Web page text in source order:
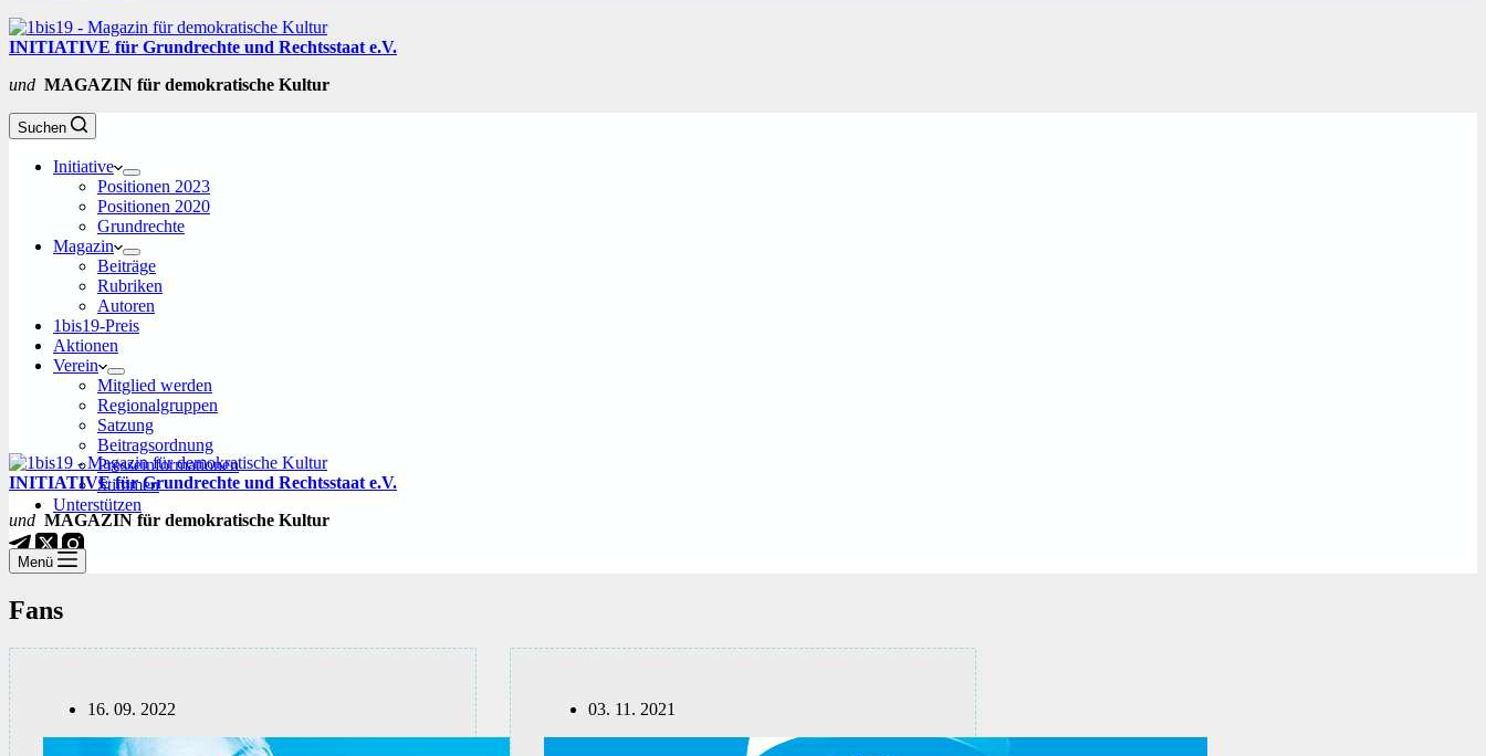
INITIATIVE für Grundrechte und Rechtsstaat e.V.
und MAGAZIN für demokratische Kultur
Suchen
Initiative
Positionen 2023
Positionen 2020
Grundrechte
Magazin
Beiträge
Rubriken
Autoren
1bis19-Preis
Aktionen
Verein
Mitglied werden
Regionalgruppen
Satzung
Beitragsordnung
Presseinformationen
Stimmen
Unterstützen
INITIATIVE für Grundrechte und Rechtsstaat e.V.
und MAGAZIN für demokratische Kultur
Menü
Fans
16. 09. 2022 03. 11. 2021